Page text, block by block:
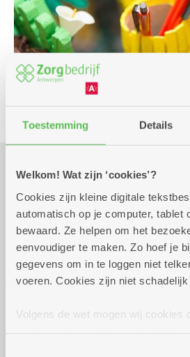
Toestemming Details
Welkom! Wat zijn ‘cookies’?
Cookies zijn kleine digitale
automatisch op je computer, tablet
bewaard. Ze helpen om het
eenvoudiger te maken. Zo hoef je
gegevens om in te loggen niet
voeren. Cookies zijn niet schadelijk
Volgens de wet mogen wij cookies
Praktisch
zaterdag 31 oktober
2026
Gratis - met dank aan
Dienstencentrum Pulhof
Floraliënlaan 400 C